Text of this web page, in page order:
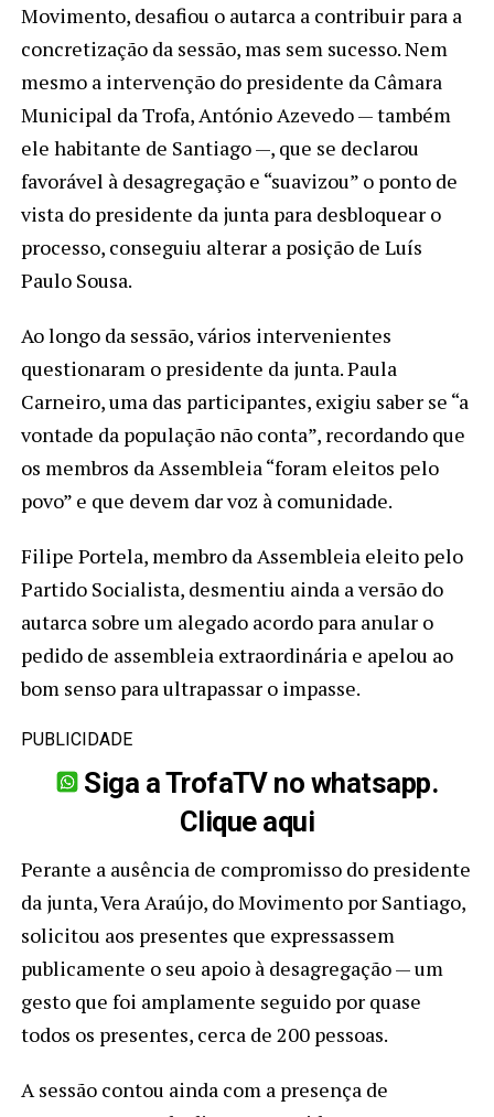
Movimento, desafiou o autarca a contribuir para a
concretização da sessão, mas sem sucesso. Nem
mesmo a intervenção do presidente da Câmara
Municipal da Trofa, António Azevedo — também
ele habitante de Santiago —, que se declarou
favorável à desagregação e “suavizou” o ponto de
vista do presidente da junta para desbloquear o
processo, conseguiu alterar a posição de Luís
Paulo Sousa.
Ao longo da sessão, vários intervenientes
questionaram o presidente da junta. Paula
Carneiro, uma das participantes, exigiu saber se “a
vontade da população não conta”, recordando que
os membros da Assembleia “foram eleitos pelo
povo” e que devem dar voz à comunidade.
Filipe Portela, membro da Assembleia eleito pelo
Partido Socialista, desmentiu ainda a versão do
autarca sobre um alegado acordo para anular o
pedido de assembleia extraordinária e apelou ao
bom senso para ultrapassar o impasse.
PUBLICIDADE
Siga a TrofaTV no whatsapp.
Clique aqui
Perante a ausência de compromisso do presidente
da junta, Vera Araújo, do Movimento por Santiago,
solicitou aos presentes que expressassem
publicamente o seu apoio à desagregação — um
gesto que foi amplamente seguido por quase
todos os presentes, cerca de 200 pessoas.
A sessão contou ainda com a presença de